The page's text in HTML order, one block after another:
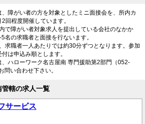
障がい者の方を対象としたミニ面接会を、所内カ
回程度開催しています。
で障がい者対象求人を提出している会社のなかか
名の求職者と面接を行ないます。
求職者一人あたりでは約30分ずつとなります。参加
は申込み順とします。
ハローワーク名古屋南 専門援助第2部門（052-
い合わせ下さい。
轄の求人一覧
サービス